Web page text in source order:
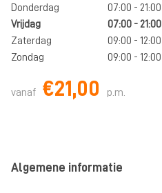
Donderdag
07:00 - 21:00
Vrijdag
07:00 - 21:00
Zaterdag
09:00 - 12:00
Zondag
09:00 - 12:00
vanaf €21,00 p.m.
Algemene informatie